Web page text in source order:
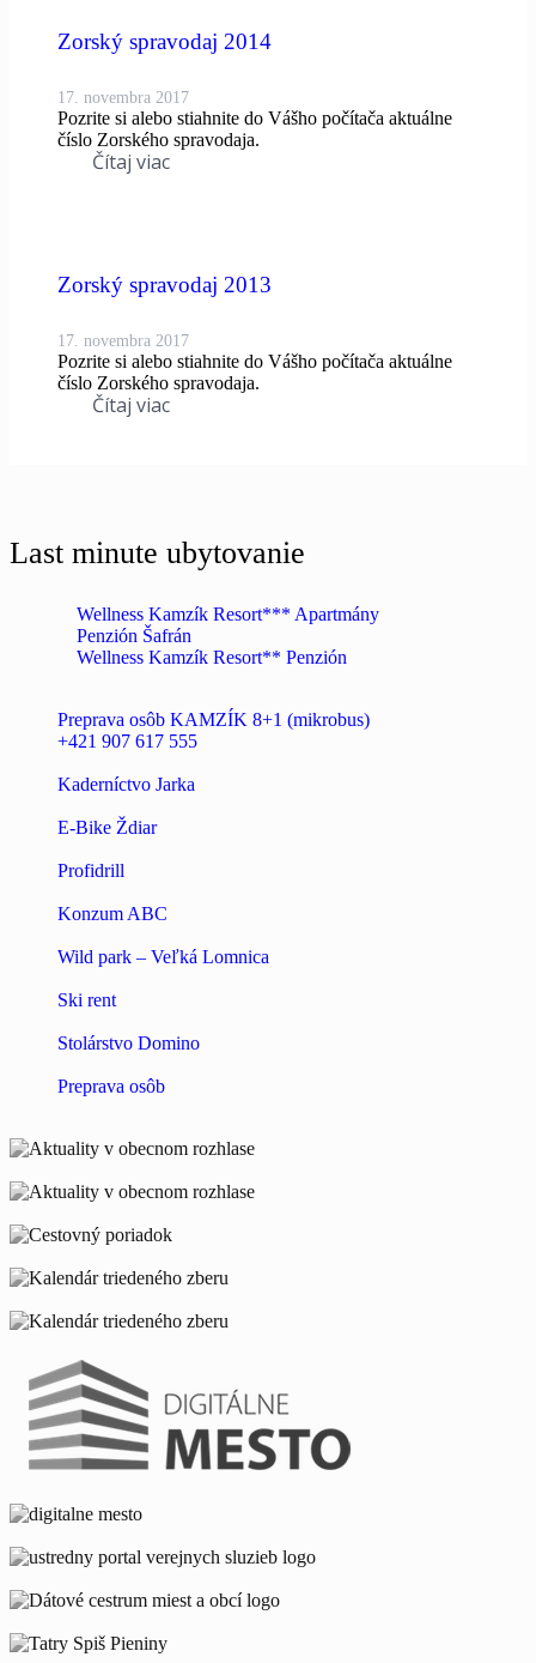
Zorský spravodaj 2014
17. novembra 2017
Pozrite si alebo stiahnite do Vášho počítača aktuálne
číslo Zorského spravodaja.
Čítaj viac
Zorský spravodaj 2013
17. novembra 2017
Pozrite si alebo stiahnite do Vášho počítača aktuálne
číslo Zorského spravodaja.
Čítaj viac
Last minute ubytovanie
Wellness Kamzík Resort*** Apartmány
Penzión Šafrán
Wellness Kamzík Resort** Penzión
Preprava osôb KAMZÍK 8+1 (mikrobus)
+421 907 617 555
Kaderníctvo Jarka
E-Bike Ždiar
Profidrill
Konzum ABC
Wild park – Veľká Lomnica
Ski rent
Stolárstvo Domino
Preprava osôb